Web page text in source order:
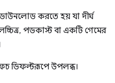
করতে হয় যা দীর্ঘ
পডকাস্ট বা একটি গেমের
ডিফল্টরূপে উপলব্ধ।